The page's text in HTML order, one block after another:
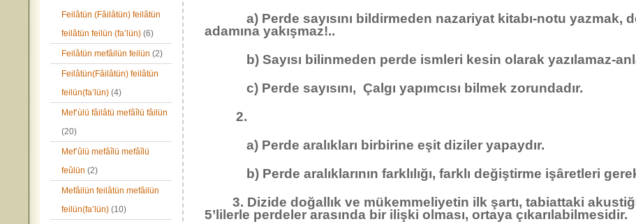
Feilâtün (Fâilâtün) feilâtün
feilâtün feilün (fa’lün) (6)
Feilâtün mefâilün feilün (2)
Feilâtün(Fâilâtün) feilâtün
feilün(fa’lün) (4)
Mef’ùlü fâilâtü mefâîlü fâilün
(20)
Mef’ûlü mefâîlü mefâîlü
feûlün (2)
Mefâilün feilâtün mefâilün
feilün(fa’lün) (10)
a) Perde sayısını bildirmeden nazariyat kitabı-notu yazmak,
adamına yakışmaz!..
b) Sayısı bilinmeden perde ismleri kesin olarak yazılamaz-
c) Perde sayısını, Çalgı yapımcısı bilmek zorundadır.
2.
a) Perde aralıkları birbirine eşit diziler yapaydır.
b) Perde aralıklarının farklılığı, farklı değiştirme işâretleri
3. Dizide doğallık ve mükemmeliyetin ilk şartı, tabiattaki
5’lilerle perdeler arasında bir ilişki olması, ortaya çıkarılabilmesidir.